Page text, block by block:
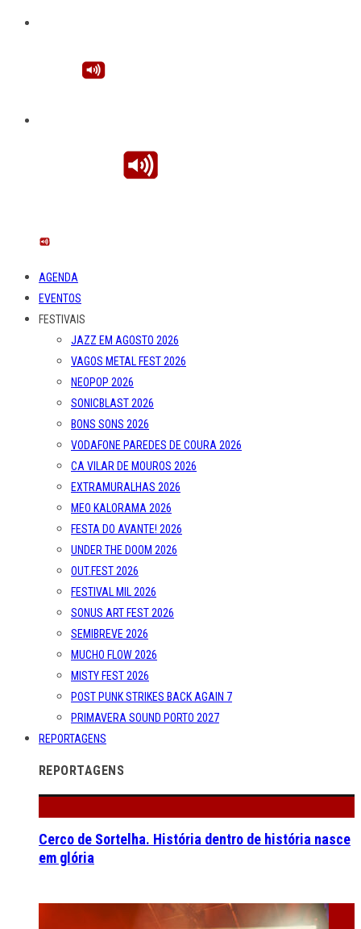
AGENDA
EVENTOS
FESTIVAIS
JAZZ EM AGOSTO 2026
VAGOS METAL FEST 2026
NEOPOP 2026
SONICBLAST 2026
BONS SONS 2026
VODAFONE PAREDES DE COURA 2026
CA VILAR DE MOUROS 2026
EXTRAMURALHAS 2026
MEO KALORAMA 2026
FESTA DO AVANTE! 2026
UNDER THE DOOM 2026
OUT.FEST 2026
FESTIVAL MIL 2026
SONUS ART FEST 2026
SEMIBREVE 2026
MUCHO FLOW 2026
MISTY FEST 2026
POST PUNK STRIKES BACK AGAIN 7
PRIMAVERA SOUND PORTO 2027
REPORTAGENS
REPORTAGENS
Cerco de Sortelha. História dentro de história nasce
em glória